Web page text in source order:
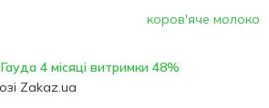
коров'яче молоко
4 місяці витримки 48%
Zakaz.ua